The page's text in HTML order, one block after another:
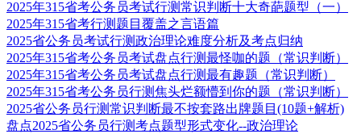
2025年315省考公务员考试行测常识判断十大奇葩题型（一）
2025年315省考行测题目覆盖之言语篇
2025省公务员考试行测政治理论难度分析及考点归纳
2025年315省考公务员考试盘点行测最怪咖的题（常识判断）
2025年315省考公务员考试盘点行测最有趣题（常识判断）
2025年315省考公务员行测焦头烂额懵到你的题（常识判断）
2025省公务员行测常识判断最不按套路出牌题目(10题+解析)
盘点2025省公务员行测考点题型形式变化--政治理论